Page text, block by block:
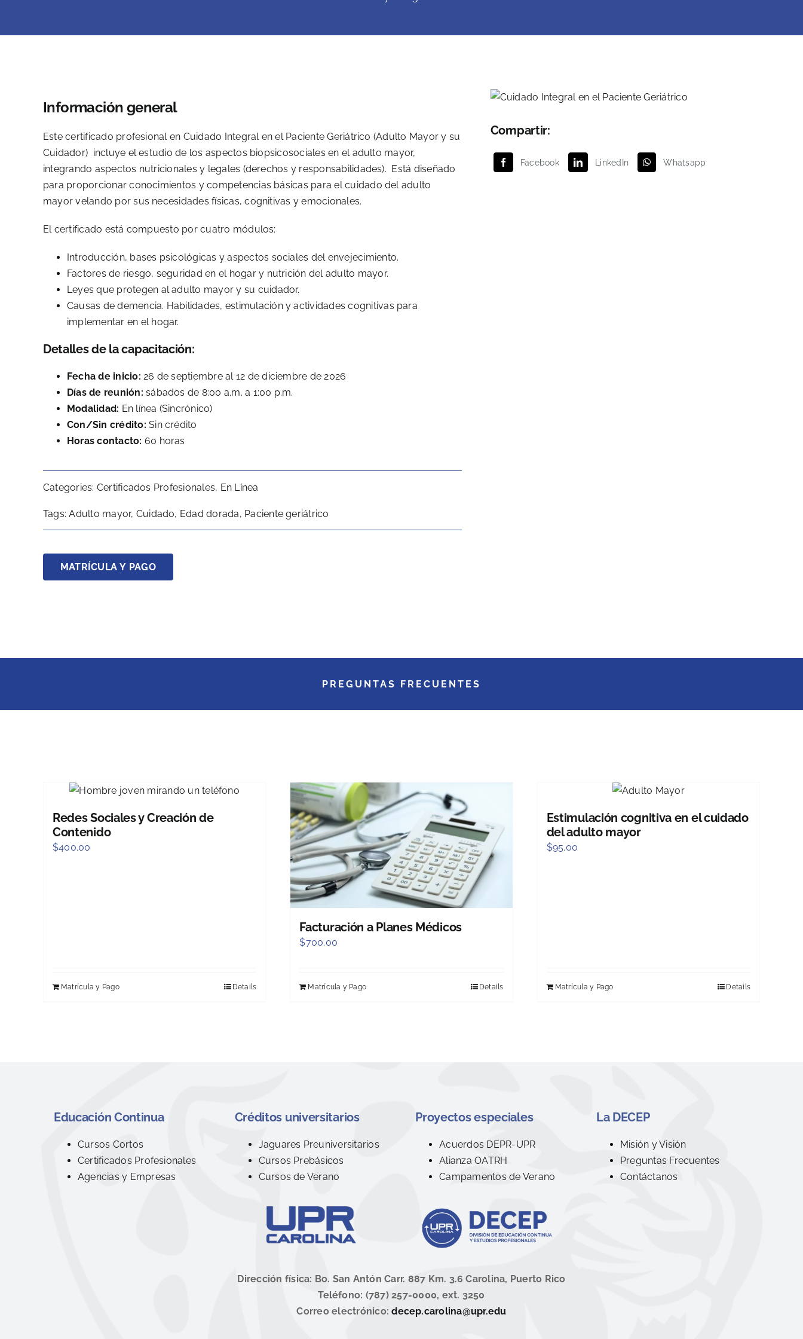
Información general
Este certificado profesional en Cuidado Integral en el Paciente Geriátrico (Adulto Mayor y su
Cuidador) incluye el estudio de los aspectos biopsicosociales en el adulto mayor,
integrando aspectos nutricionales y legales (derechos y responsabilidades). Está diseñado
para proporcionar conocimientos y competencias básicas para el cuidado del adulto
mayor velando por sus necesidades físicas, cognitivas y emocionales.
El certificado está compuesto por cuatro módulos:
Introducción, bases psicológicas y aspectos sociales del envejecimiento.
Factores de riesgo, seguridad en el hogar y nutrición del adulto mayor.
Leyes que protegen al adulto mayor y su cuidador.
Causas de demencia. Habilidades, estimulación y actividades cognitivas para
implementar en el hogar.
Detalles de la capacitación:
Fecha de inicio:26 de septiembre al 12 de diciembre de 2026
Días de reunión: sábados de 8:00 a.m. a 1:00 p.m.
Modalidad: En línea (Sincrónico)
Con/Sin crédito: Sin crédito
Horas contacto: 60 horas
Categories: Certificados Profesionales, En Línea
Tags:Adulto mayor, Cuidado, Edad dorada, Paciente geriátrico
MATRÍCULA Y PAGO
Compartir:
Facebook LinkedIn Whatsapp
PREGUNTAS FRECUENTES
Redes Sociales y Creación de
Contenido
$400.00
Matrícula y Pago Details
Facturación a Planes Médicos
$700.00
Matrícula y Pago Details
Estimulación cognitiva en el cuidado
del adulto mayor
$95.00
Matrícula y Pago Details
Educación Continua
Cursos Cortos
Certificados Profesionales
Agencias y Empresas
Créditos universitarios
Jaguares Preuniversitarios
Cursos Prebásicos
Cursos de Verano
Proyectos especiales
Acuerdos DEPR-UPR
Alianza OATRH
Campamentos de Verano
La DECEP
Misión y Visión
Preguntas Frecuentes
Contáctanos
Dirección física: Bo. San Antón Carr. 887 Km. 3.6 Carolina, Puerto Rico
Teléfono: (787) 257-0000, ext. 3250
Correo electrónico:decep.carolina@upr.edu